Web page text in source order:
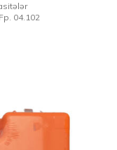
04.102